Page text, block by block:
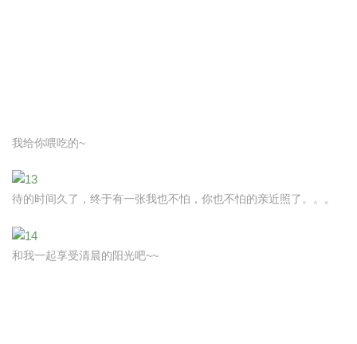
我给你喂吃的~
待的时间久了，终于有一张我也不怕，你也不怕的亲近照了。。。
和我一起享受清晨的阳光吧~~